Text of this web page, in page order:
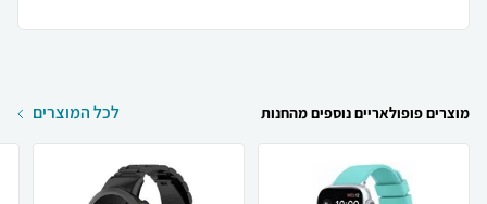
מוצרים פופולאריים נוספים מהחנות לכל המוצרים